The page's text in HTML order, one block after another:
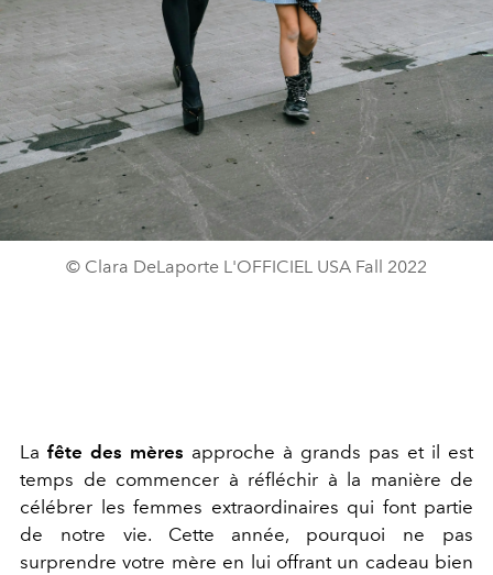
© Clara DeLaporte L'OFFICIEL USA Fall 2022
La fête des mères approche à grands pas et il est
temps de commencer à réfléchir à la manière de
célébrer les femmes extraordinaires qui font partie
de notre vie. Cette année, pourquoi ne pas
surprendre votre mère en lui offrant un cadeau bien